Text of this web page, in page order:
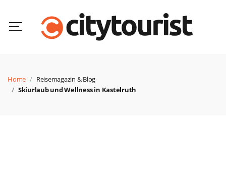
Home
Reisemagazin & Blog
Skiurlaub und Wellness in Kastelruth